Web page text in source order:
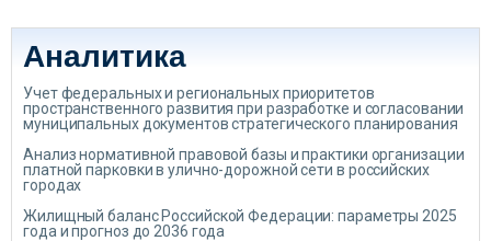
Аналитика
Учет федеральных и региональных приоритетов
пространственного развития при разработке и согласовании
муниципальных документов стратегического планирования
Анализ нормативной правовой базы и практики организации
платной парковки в улично-дорожной сети в российских
городах
Жилищный баланс Российской Федерации: параметры 2025
года и прогноз до 2036 года